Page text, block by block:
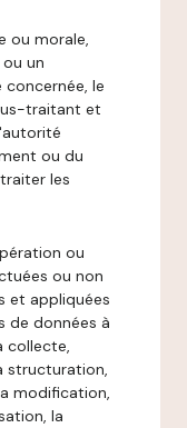
ou morale,
un
le
traitant et
ou du
les
ou
ou non
et appliquées
de données à
collecte,
structuration,
modification,
la